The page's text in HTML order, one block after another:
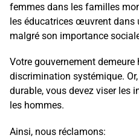
femmes dans les familles
les éducatrices œuvrent dans
malgré son importance
Votre gouvernement
discrimination systémique.
durable, vous devez viser les
les hommes.
Ainsi, nous réclamons: